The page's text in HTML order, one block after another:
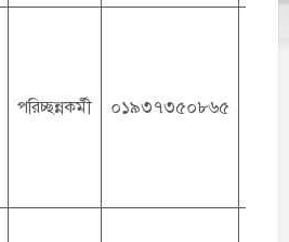
পরিচ্ছন্নকর্মী ০১৯৩৭৩৫০৮৬৫